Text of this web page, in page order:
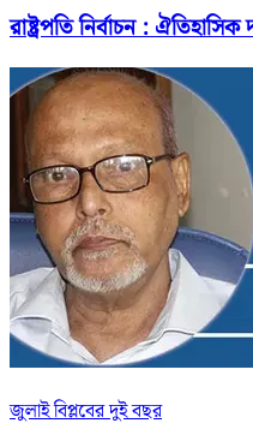
রাষ্ট্রপতি নির্বাচন :
জুলাই বিপ্লবের দুই বছর